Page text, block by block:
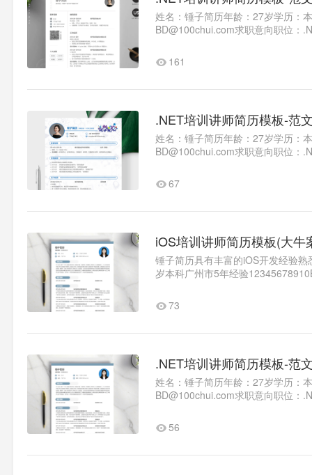
姓名：锤子简历年龄：27岁学历：
BD@100chui.com求职意向职位：
161
.NET培训讲师简历模板-范
姓名：锤子简历年龄：27岁学历：
BD@100chui.com求职意向职位：
67
iOS培训讲师简历模板(大牛
锤子简历具有丰富的iOS开发经验
岁本科广州市5年经验
73
.NET培训讲师简历模板-范
姓名：锤子简历年龄：27岁学历：
BD@100chui.com求职意向职位：
56